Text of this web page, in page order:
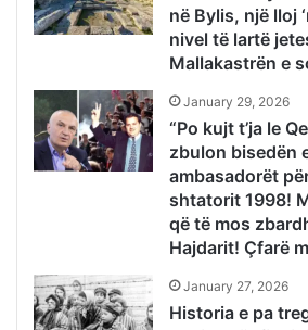
në Bylis, një lloj
nivel të lartë
Mallakastrën e
January 29, 2026
“Po kujt t’ja le
zbulon bisedën
ambasadorët
shtatorit 1998!
që të mos
Hajdarit! Çfarë
January 27, 2026
Historia e pa